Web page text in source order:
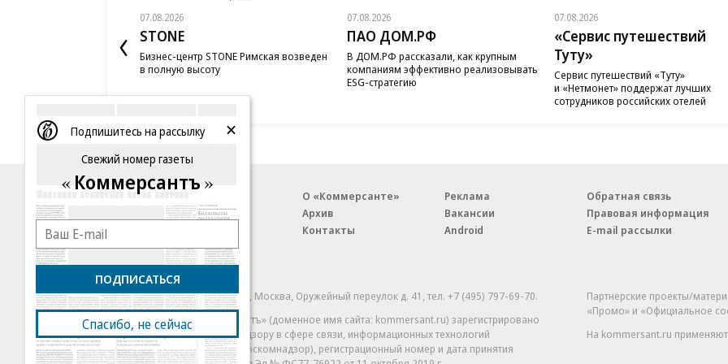
07.08.2026
STONE
Бизнес-центр STONE Римская возведен
в полную высоту
07.08.2026
ПАО ДОМ.РФ
В ДОМ.РФ рассказали, как крупным
компаниям эффективно реализовывать
ESG-стратегию
07.08.2026
«Сервис путешествий
Туту»
Сервис путешествий «Туту»
и «Нетмонет» поддержат лучших
сотрудников российских отелей
Благотворительный фонд
О «Коммерсанте»
Архив
Контакты
Реклама
Вакансии
Android
Обратная связь
Правовая информация
E-mail рассылки
© АО «Коммерсантъ». 127006, Москва, Оружейный переулок д. 41,тел. +7 (495) 797-69-70.
Сетевое издание «Коммерсантъ» (доменное имя сайта: kommersant.ru) зарегистрировано
Федеральной службой по надзору в сфере связи, информационных технологий
и массовых коммуникаций (Роскомнадзор), регистрационный номер и дата принятия
Партнерские проекты/
«Промо» и «Официальное
На kommersant.ru
Подпишитесь на рассылку
Свежий номер газеты
Коммерсантъ
ПОДПИСАТЬСЯ
Спасибо, не сейчас